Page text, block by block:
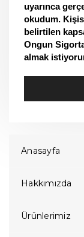
uyarınca
okudum.
belirtilen
Ongun
almak
Anasayfa
Hakkımızda
Ürünlerimiz